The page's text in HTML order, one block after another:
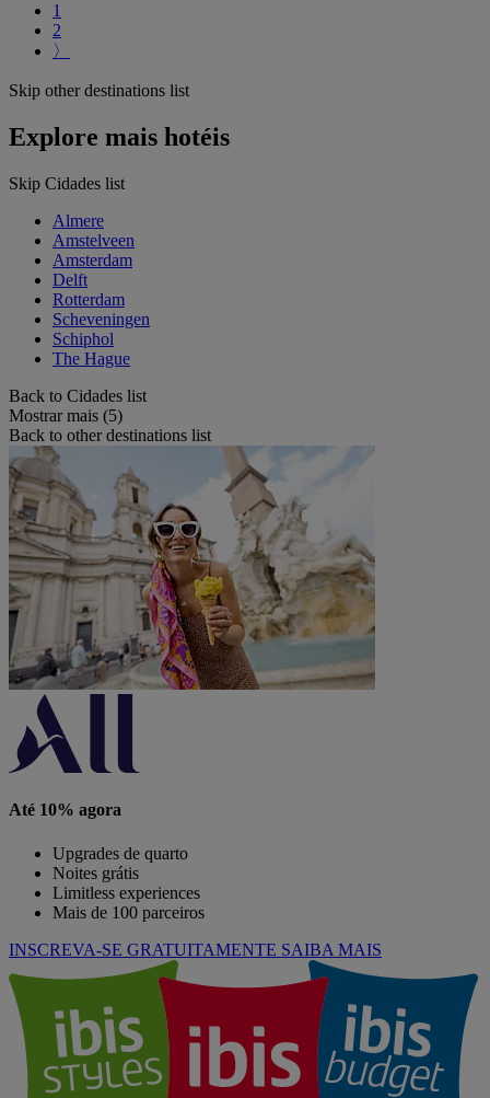
1
2
〉
Skip other destinations list
Explore mais hotéis
Skip Cidades list
Almere
Amstelveen
Amsterdam
Delft
Rotterdam
Scheveningen
Schiphol
The Hague
Back to Cidades list
Mostrar mais (5)
Back to other destinations list
Até 10% agora
Upgrades de quarto
Noites grátis
Limitless experiences
Mais de 100 parceiros
INSCREVA-SE GRATUITAMENTE SAIBA MAIS